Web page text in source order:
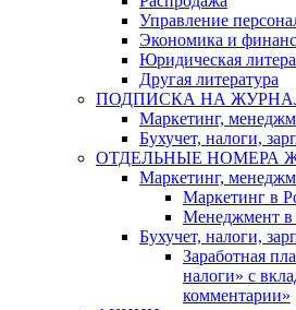
Управление
Экономика и
Юридическая
Другая литература
ПОДПИСКА НА
Маркетинг,
Бухучет, налоги,
ОТДЕЛЬНЫЕ НОМЕРА
Маркетинг,
Маркетинг в
Менеджмент в
Бухучет, налоги,
Заработная
налоги» с
комментарии»